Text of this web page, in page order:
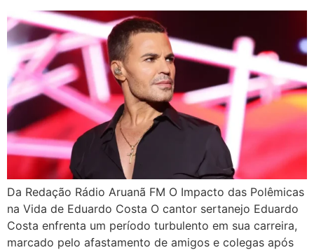
Da Redação Rádio Aruanã FM O Impacto das Polêmicas
na Vida de Eduardo Costa O cantor sertanejo Eduardo
Costa enfrenta um período turbulento em sua carreira,
marcado pelo afastamento de amigos e colegas após